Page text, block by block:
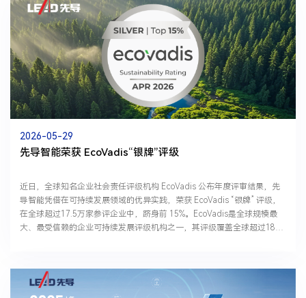
2026-05-29
先导智能荣获 EcoVadis“银牌”评级
近日，全球知名企业社会责任评级机构 EcoVadis 公布年度评审结果，先
导智能凭借在可持续发展领域的优异实践，荣获 EcoVadis “银牌” 评级，
在全球超过17.5万家参评企业中，跻身前 15%。EcoVadis是全球规模最
大、最受信赖的企业可持续发展评级机构之一，其评级覆盖全球超过180